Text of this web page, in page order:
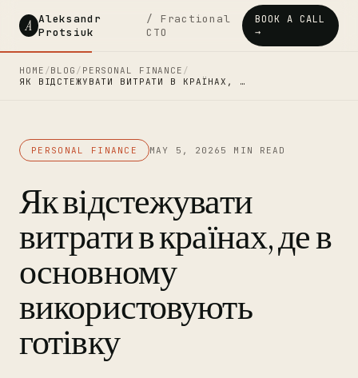
A Aleksandr
Protsiuk
/ Fractional
CTO
BOOK A CALL
→
HOME /BLOG / PERSONAL FINANCE /
ЯК ВІДСТЕЖУВАТИ ВИТРАТИ В КРАЇНАХ, …
PERSONAL FINANCE MAY 5, 2026 5 MIN READ
Як відстежувати
витрати в країнах, де в
основному
використовують
готівку